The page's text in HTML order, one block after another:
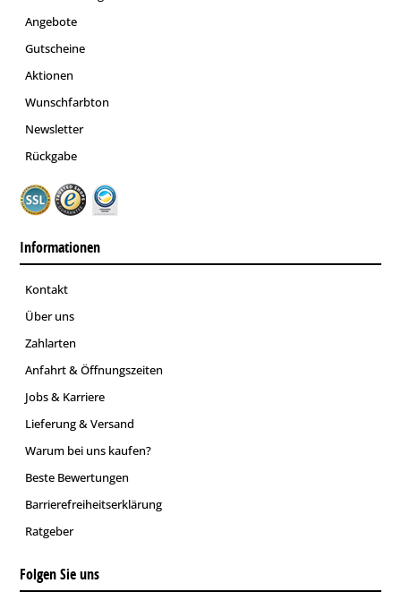
Angebote
Gutscheine
Aktionen
Wunschfarbton
Newsletter
Rückgabe
Informationen
Kontakt
Über uns
Zahlarten
Anfahrt & Öffnungszeiten
Jobs & Karriere
Lieferung & Versand
Warum bei uns kaufen?
Beste Bewertungen
Barrierefreiheitserklärung
Ratgeber
Folgen Sie uns